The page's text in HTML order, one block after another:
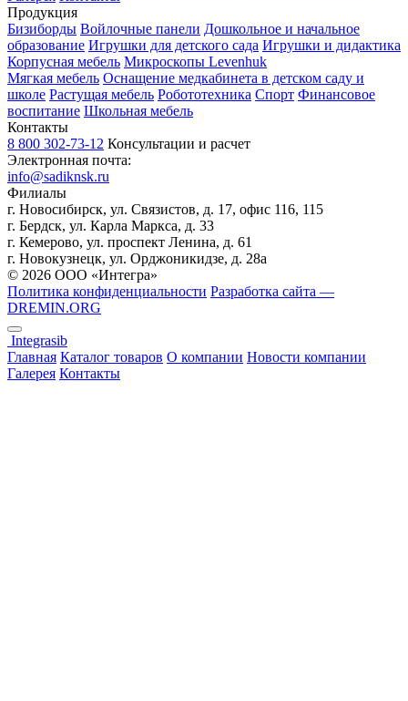
Продукция
Бизиборды Войлочные панели Дошкольное и начальное
образование Игрушки для детского сада Игрушки и дидактика
Корпусная мебель Микроскопы Levenhuk
Мягкая мебель Оснащение медкабинета в детском саду и
школе Растущая мебель Робототехника Спорт Финансовое
воспитание Школьная мебель
Контакты
8 800 302-73-12 Консультации и расчет
Электронная почта:
info@sadiknsk.ru
Филиалы
г. Новосибирск, ул. Связистов, д. 17, офис 116, 115
г. Бердск, ул. Карла Маркса, д. 33
г. Кемерово, ул. проспект Ленина, д. 61
г. Новокузнецк, ул. ​Орджоникидзе, д. 28а
© 2026 ООО «Интегра»
Политика конфиденциальности Разработка сайта —
DREMIN.ORG
Integrasib
Главная Каталог товаров О компании Новости компании
Галерея Контакты